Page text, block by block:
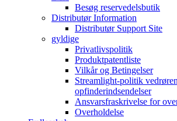
Besøg reservedelsbutik
Distributør Information
Distributør Support Site
gyldige
Privatlivspolitik
Produktpatentliste
Vilkår og Betingelser
Streamlight-politik
opfinderindsendelser
Ansvarsfraskrivelse for
Overholdelse